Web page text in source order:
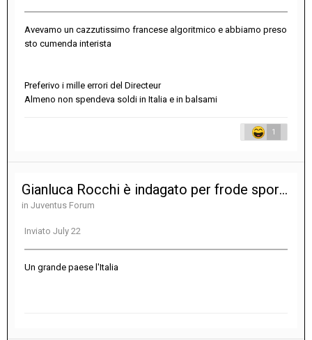
Avevamo un cazzutissimo francese algoritmico e abbiamo preso
sto cumenda interista
Preferivo i mille errori del Directeur
Almeno non spendeva soldi in Italia e in balsami
1
Gianluca Rocchi è indagato per frode sportiva
in Juventus Forum
Inviato July 22
Un grande paese l'Italia